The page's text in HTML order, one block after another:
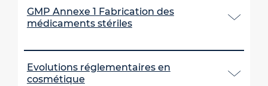
GMP Annexe 1 Fabrication des
médicaments stériles
Evolutions réglementaires en
cosmétique